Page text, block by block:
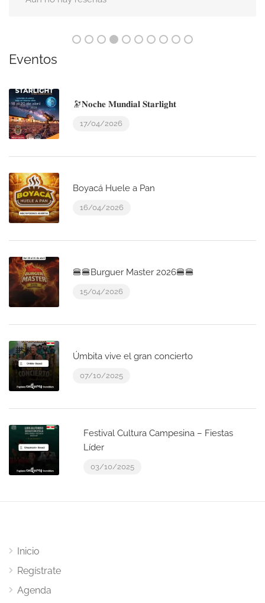
Eventos
🔭𝐍𝐨𝐜𝐡𝐞 𝐌𝐮𝐧𝐝𝐢𝐚𝐥 𝐒𝐭𝐚𝐫𝐥𝐢𝐠𝐡𝐭
17/04/2026
Boyacá Huele a Pan
16/04/2026
🍔🍔Burguer Master 2026🍔🍔
15/04/2026
Úmbita vive el gran concierto
07/10/2025
Festival Cultura Campesina – Fiestas
Líder
03/10/2025
Inicio
Regístrate
Agenda